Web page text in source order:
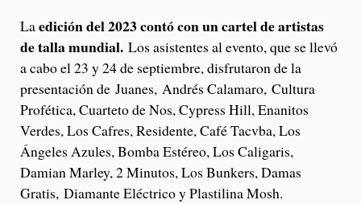
Laedición del 2023 contó con un cartel de artistas
de talla mundial. Los asistentes al evento, que se llevó
a cabo el 23 y 24 de septiembre, disfrutaron de la
presentación de Juanes, Andrés Calamaro, Cultura
Profética, Cuarteto de Nos, Cypress Hill, Enanitos
Verdes, Los Cafres, Residente, Café Tacvba, Los
Ángeles Azules, Bomba Estéreo, Los Caligaris,
Damian Marley, 2 Minutos, Los Bunkers, Damas
Gratis, Diamante Eléctrico y Plastilina Mosh.